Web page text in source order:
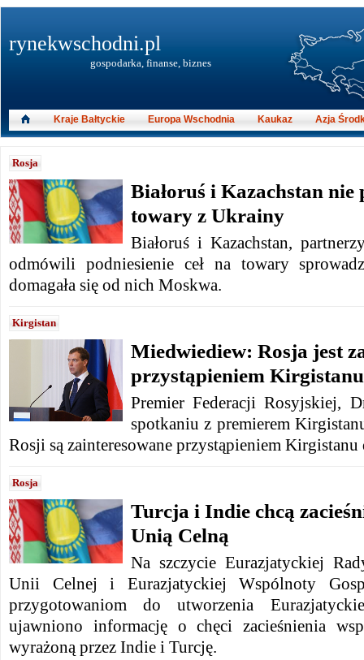
Rosja
Białoruś i Kazachstan nie
towary z Ukrainy
Białoruś i Kazachstan,
odmówili podniesienie ceł na towary
domagała się od nich Moskwa.
Kirgistan
Miedwiediew: Rosja jest
przystąpieniem
Premier Federacji Rosyjskiej,
spotkaniu z premierem
Rosji są zainteresowane przystąpieniem
Rosja
Turcja i Indie chcą
Unią Celną
Na szczycie Eurazjatyckiej
Unii Celnej i Eurazjatyckiej Wspólnoty
przygotowaniom do utworzenia
ujawniono informację o chęci zacieśnienia
wyrażoną przez Indie i Turcję.
rynekwschodni.pl
gospodarka, finanse, biznes
Kraje Bałtyckie Europa Wschodnia Kaukaz Azja